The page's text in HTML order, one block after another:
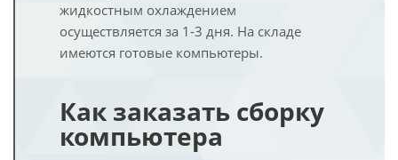
жидкостным охлаждением
осуществляется за 1-3 дня. На складе
имеются готовые компьютеры.
Как заказать сборку
компьютера